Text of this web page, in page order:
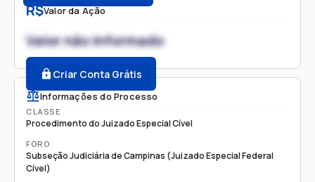
R$Valor da Ação
Valor não informado
Criar Conta Grátis
Informações do Processo
CLASSE
Procedimento do Juizado Especial Cível
FORO
Subseção Judiciária de Campinas (Juizado Especial Federal
Cível)